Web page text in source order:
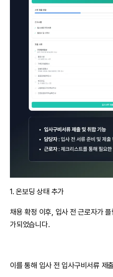
1. 온보딩 상태 추가
채용 확정 이후, 입사 전 근로자가 플
가되었습니다.
이를 통해 입사 전 입사구비서류 제